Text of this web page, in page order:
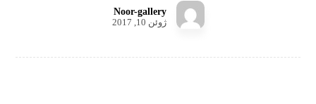
Noor-gallery
ژوئن 10, 2017